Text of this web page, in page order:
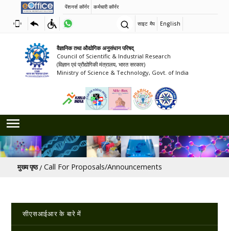
पेंशनर्स कॉर्नर कर्मचारी कॉर्नर
साइट मैप English
वैज्ञानिक तथा औद्योगिक अनुसंधान परिषद्
Council of Scientific & Industrial Research
(विज्ञान एवं प्रौद्योगिकी मंत्रालय, भारत सरकार)
Ministry of Science & Technology, Govt. of India
पग चिन्ह
मुख्य पृष्ठ Call For Proposals/Announcements
Main navigation
सीएसआईआर के बारे में